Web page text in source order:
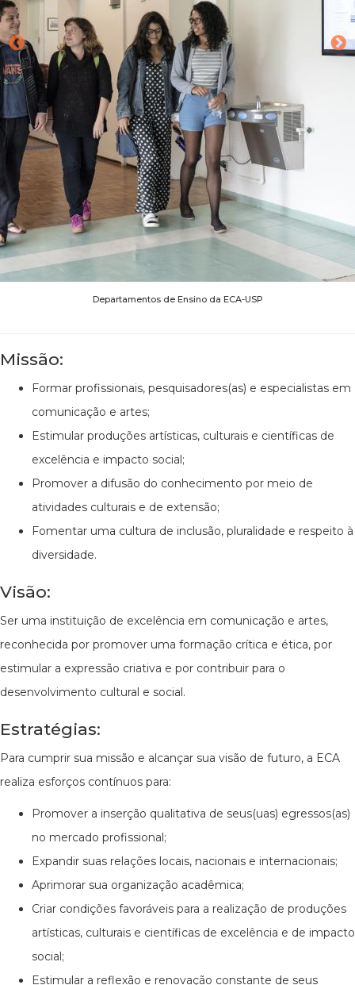
Departamentos de Ensino da ECA-USP
Missão:
Formar profissionais, pesquisadores(as) e especialistas em
comunicação e artes;
Estimular produções artísticas, culturais e científicas de
excelência e impacto social;
Promover a difusão do conhecimento por meio de
atividades culturais e de extensão;
Fomentar uma cultura de inclusão, pluralidade e respeito à
diversidade.
Visão:
Ser uma instituição de excelência em comunicação e artes,
reconhecida por promover uma formação crítica e ética, por
estimular a expressão criativa e por contribuir para o
desenvolvimento cultural e social.
Estratégias:
Para cumprir sua missão e alcançar sua visão de futuro, a ECA
realiza esforços contínuos para:
Promover a inserção qualitativa de seus(uas) egressos(as)
no mercado profissional;
Expandir suas relações locais, nacionais e internacionais;
Aprimorar sua organização acadêmica;
Criar condições favoráveis para a realização de produções
artísticas, culturais e científicas de excelência e de impacto
social;
Estimular a reflexão e renovação constante de seus